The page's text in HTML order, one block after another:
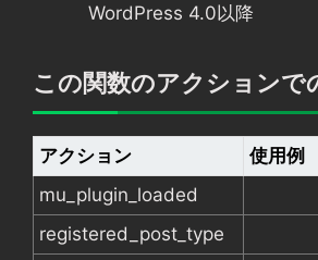
WordPress 4.0以降
この関数のアクションで
アクション
使用例
mu_plugin_loaded
registered_post_type